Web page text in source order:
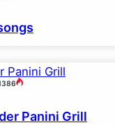
Panini Grill